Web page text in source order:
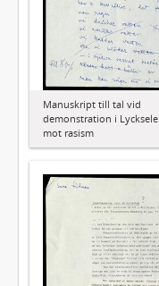
Manuskript till tal vid
demonstration i Lycksele
mot rasism